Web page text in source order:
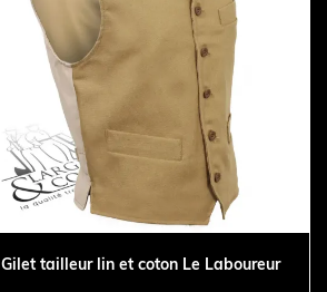
Gilet tailleur lin et coton Le Laboureur